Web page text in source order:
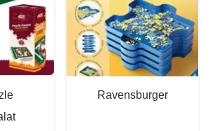
Ravensburger